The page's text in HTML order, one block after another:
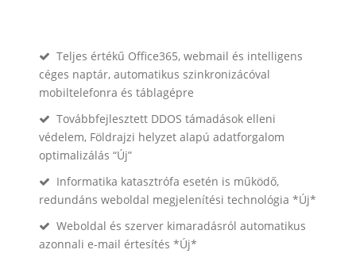
Teljes értékű Office365, webmail és intelligens
céges naptár, automatikus szinkronizácóval
mobiltelefonra és táblagépre
Továbbfejlesztett DDOS támadások elleni
védelem, Földrajzi helyzet alapú adatforgalom
optimalizálás “Új”
Informatika katasztrófa esetén is működő,
redundáns weboldal megjelenítési technológia *Új*
Weboldal és szerver kimaradásról automatikus
azonnali e-mail értesítés *Új*